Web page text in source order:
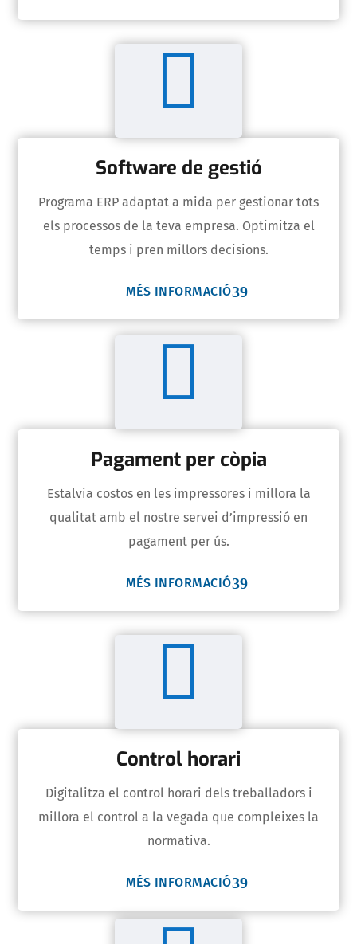

Software de gestió
Programa ERP adaptat a mida per gestionar tots
els processos de la teva empresa. Optimitza el
temps i pren millors decisions.
MÉS INFORMACIÓ

Pagament per còpia
Estalvia costos en les impressores i millora la
qualitat amb el nostre servei d’impressió en
pagament per ús.
MÉS INFORMACIÓ

Control horari
Digitalitza el control horari dels treballadors i
millora el control a la vegada que compleixes la
normativa.
MÉS INFORMACIÓ